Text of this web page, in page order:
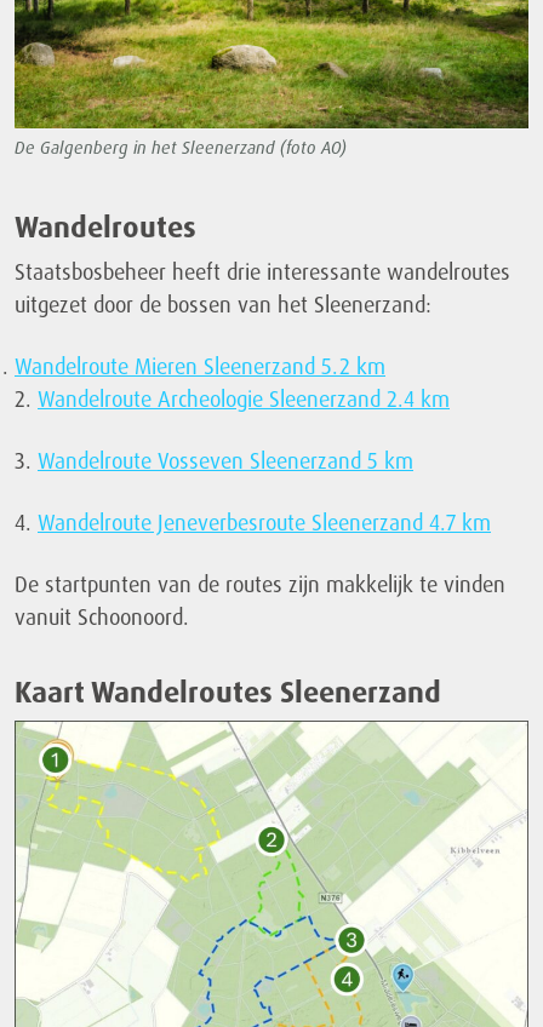
De Galgenberg in het Sleenerzand (foto AO)
Wandelroutes
Staatsbosbeheer heeft drie interessante wandelroutes
uitgezet door de bossen van het Sleenerzand:
Wandelroute Mieren Sleenerzand 5.2 km
2. Wandelroute Archeologie Sleenerzand 2.4 km
3. Wandelroute Vosseven Sleenerzand 5 km
4. Wandelroute Jeneverbesroute Sleenerzand 4.7 km
De startpunten van de routes zijn makkelijk te vinden
vanuit Schoonoord.
Kaart Wandelroutes Sleenerzand